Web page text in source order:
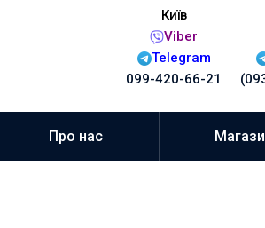
Київ
Viber
Telegram
099-420-66-21
Про нас